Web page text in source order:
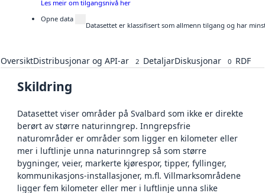
Les meir om tilgangsnivå her
Opne data
Datasettet er klassifisert som allmenn tilgang og har
OversiktDistribusjonar og API-ar 2 DetaljarDiskusjonar 0 RDF
Skildring
Datasettet viser områder på Svalbard som ikke er direkte
berørt av større naturinngrep. Inngrepsfrie
naturområder er områder som ligger en kilometer eller
mer i luftlinje unna naturinngrep så som større
bygninger, veier, markerte kjørespor, tipper, fyllinger,
kommunikasjons-installasjoner, m.fl. Villmarksområdene
ligger fem kilometer eller mer i luftlinje unna slike